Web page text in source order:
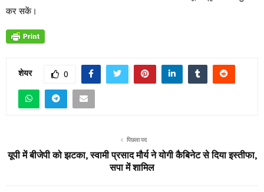
कर सकें।
शेयर 0
पिछला पद
यूपी में बीजेपी को झटका, स्वामी प्रसाद मौर्य ने योगी कैबिनेट से दिया इस्तीफा,
सपा में शामिल